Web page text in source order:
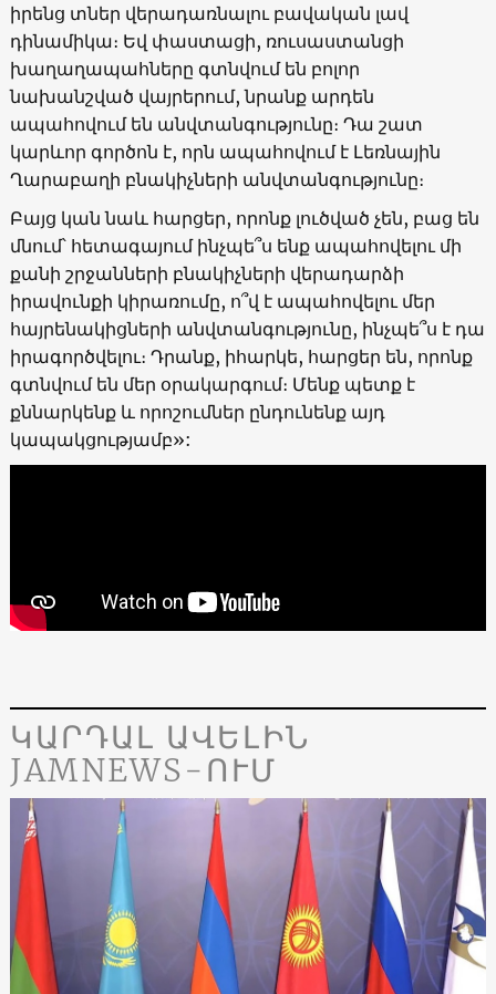
իրենց տներ վերադառնալու բավական լավ
դինամիկա։ Եվ փաստացի, ռուսաստանցի
խաղաղապահները գտնվում են բոլոր
նախանշված վայրերում, նրանք արդեն
ապահովում են անվտանգությունը։ Դա շատ
կարևոր գործոն է, որն ապահովում է Լեռնային
Ղարաբաղի բնակիչների անվտանգությունը։
Բայց կան նաև հարցեր, որոնք լուծված չեն, բաց են
մնում՝ հետագայում ինչպե՞ս ենք ապահովելու մի
քանի շրջանների բնակիչների վերադարձի
իրավունքի կիրառումը, ո՞վ է ապահովելու մեր
հայրենակիցների անվտանգությունը, ինչպե՞ս է դա
իրագործվելու։ Դրանք, իհարկե, հարցեր են, որոնք
գտնվում են մեր օրակարգում։ Մենք պետք է
քննարկենք և որոշումներ ընդունենք այդ
կապակցությամբ»:
ԿԱՐԴԱԼ ԱՎԵԼԻՆ
JAMNEWS-ՈՒՄ